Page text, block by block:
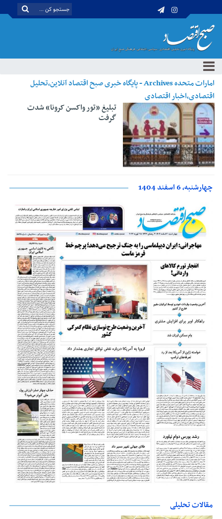
امارات متحده Archives - پایگاه خبری صبح اقتصاد آنلاین،تحلیل
اقتصادی،اخبار اقتصادی
تبلیغ «تور واکسن کرونا» شدت
گرفت
چهارشنبه، 6 اسفند 1404
مقالات تحلیلی